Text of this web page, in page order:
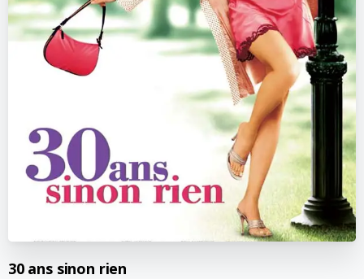
30 ans sinon rien